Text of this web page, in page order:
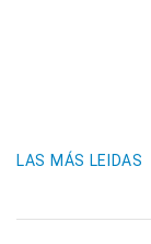
LAS MÁS LEIDAS